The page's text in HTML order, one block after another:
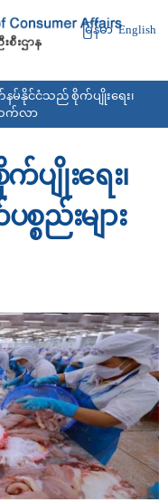
မြန်မာ English
မ်နိုင်ငံသည် စိုက်ပျိုးရေး၊
တက်လာ
ျိုးရေး၊
ည်းများ